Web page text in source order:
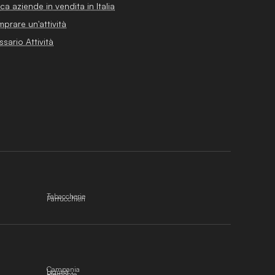
aziende in vendita in Italia
un'attività
Attività
Tabaccherie
Parrucchieri
Campania
Liguria